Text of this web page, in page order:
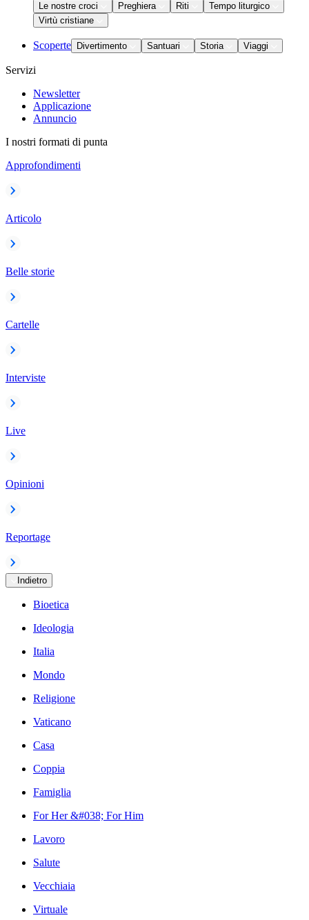
Le nostre croci
Preghiera Riti
Tempo liturgico
Virtù cristiane
Scoperte Divertimento Santuari Storia Viaggi
Servizi
Newsletter
Applicazione
Annuncio
I nostri formati di punta
Approfondimenti
Articolo
Belle storie
Cartelle
Interviste
Live
Opinioni
Reportage
Indietro
Bioetica
Ideologia
Italia
Mondo
Religione
Vaticano
Casa
Coppia
Famiglia
For Her &#038; For Him
Lavoro
Salute
Vecchiaia
Virtuale